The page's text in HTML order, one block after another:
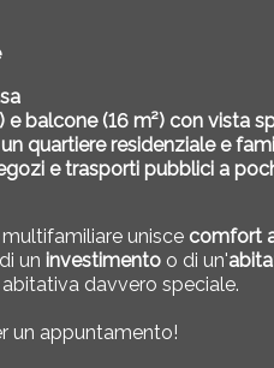
e balcone (16 m²) con vista
quartiere residenziale e
e trasporti pubblici a
unisce comfort
un investimento o di un'
davvero speciale.
un appuntamento!